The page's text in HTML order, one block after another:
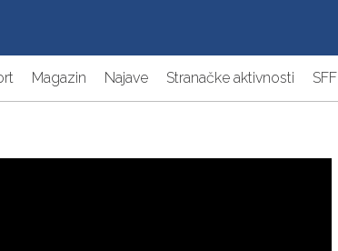
Magazin Najave Stranačke aktivnosti SFF